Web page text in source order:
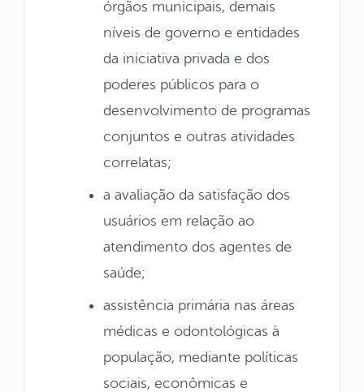
órgãos municipais, demais
níveis de governo e entidades
da iniciativa privada e dos
poderes públicos para o
desenvolvimento de programas
conjuntos e outras atividades
correlatas;
a avaliação da satisfação dos
usuários em relação ao
atendimento dos agentes de
saúde;
assistência primária nas áreas
médicas e odontológicas à
população, mediante políticas
sociais, econômicas e